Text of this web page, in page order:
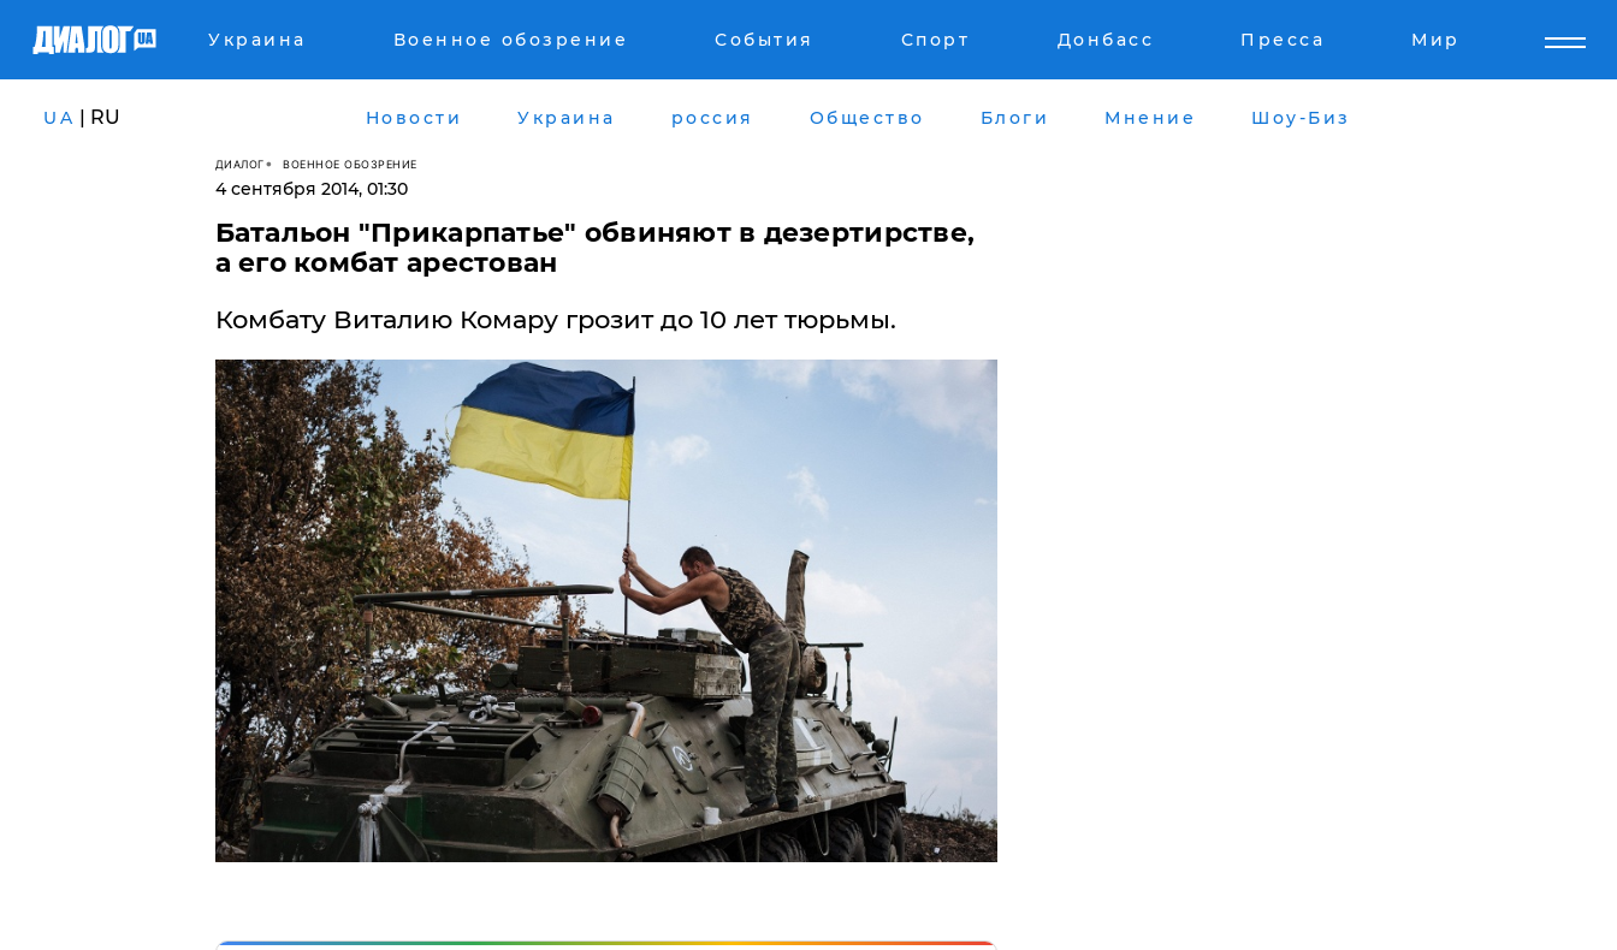
Украина Военное обозрение События Спорт Донбасс Пресса Мир
UA | RU Новости Украина россия Общество Блоги Мнение Шоу-Биз
ДИАЛОГ ВОЕННОЕ ОБОЗРЕНИЕ
4 сентября 2014, 01:30
Батальон "Прикарпатье" обвиняют в дезертирстве,
а его комбат арестован
Комбату Виталию Комару грозит до 10 лет тюрьмы.